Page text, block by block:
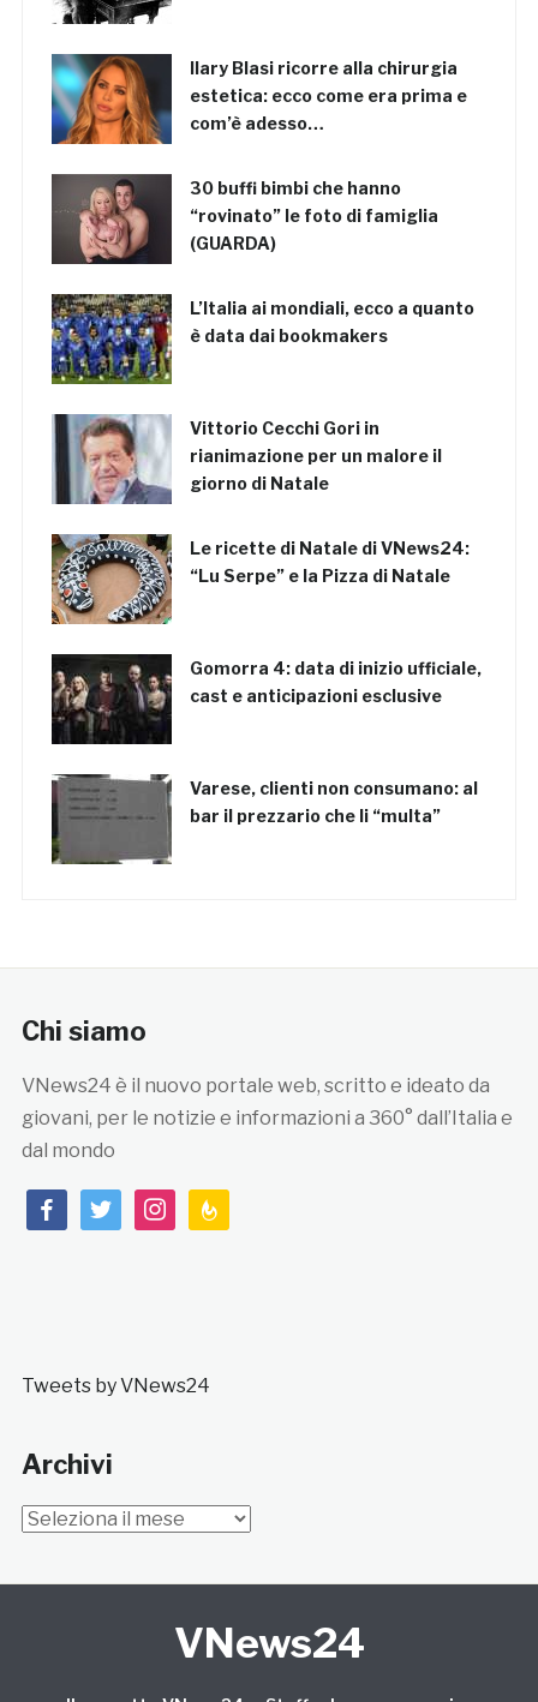
Ilary Blasi ricorre alla chirurgia
estetica: ecco come era prima e
com’è adesso…
30 buffi bimbi che hanno
“rovinato” le foto di famiglia
(GUARDA)
L’Italia ai mondiali, ecco a quanto
è data dai bookmakers
Vittorio Cecchi Gori in
rianimazione per un malore il
giorno di Natale
Le ricette di Natale di VNews24:
“Lu Serpe” e la Pizza di Natale
Gomorra 4: data di inizio ufficiale,
cast e anticipazioni esclusive
Varese, clienti non consumano: al
bar il prezzario che li “multa”
Chi siamo
VNews24 è il nuovo portale web, scritto e ideato da
giovani, per le notizie e informazioni a 360° dall’Italia e
dal mondo
facebooktwitterinstagramfeedburner
Tweets by VNews24
Archivi
Archivi
VNews24